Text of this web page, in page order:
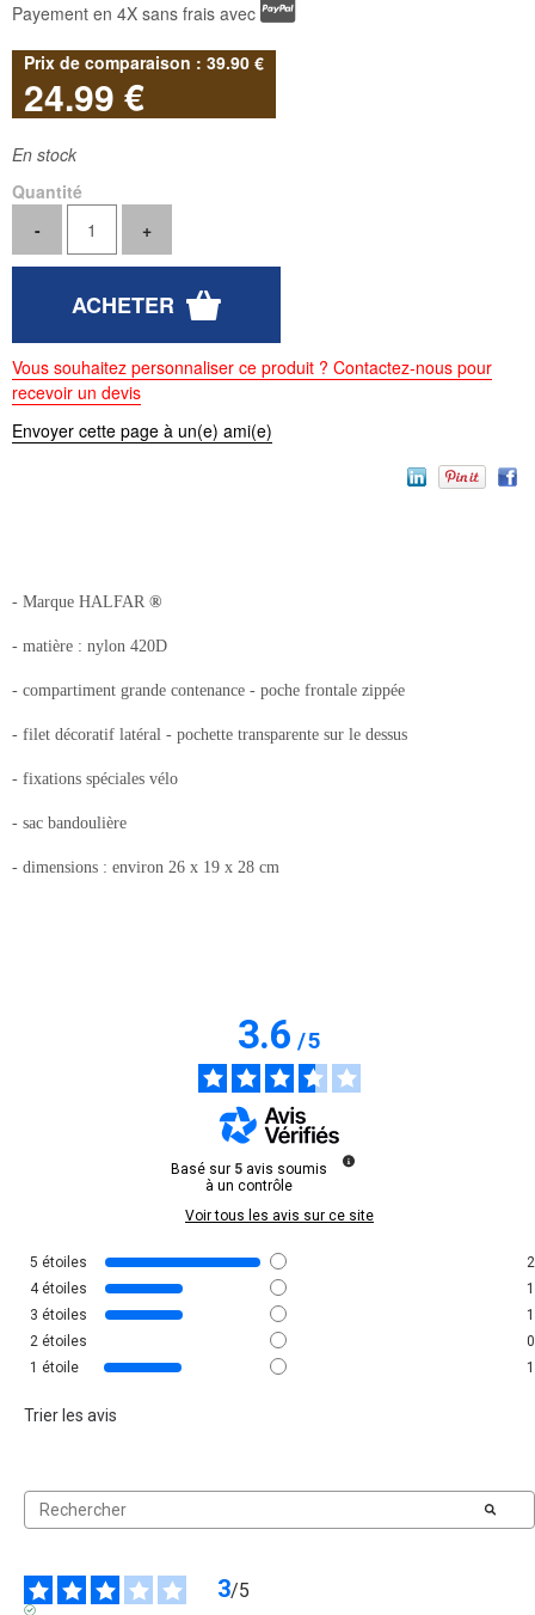
Payement en 4X sans frais avec
39.90 €
24.99 €
En stock
Quantité
Vous souhaitez personnaliser ce produit ? Contactez-nous pour
recevoir un devis
Envoyer cette page à un(e) ami(e)
- Marque HALFAR ®
- matière : nylon 420D
- compartiment grande contenance - poche frontale zippée
- filet décoratif latéral - pochette transparente sur le dessus
- fixations spéciales vélo
- sac bandoulière
- dimensions : environ 26 x 19 x 28 cm
3.6/5
Basé sur 5 avis soumis
à un contrôle
Voir tous les avis sur ce site
5 étoiles
2
4 étoiles
1
3 étoiles
1
2 étoiles
0
1 étoile 1
Trier les avis
3/5